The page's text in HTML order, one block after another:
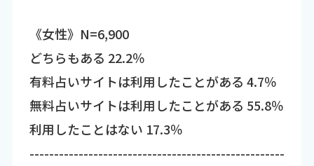
《女性》N=6,900
どちらもある 22.2％
有料占いサイトは利用したことがある 4.7％
無料占いサイトは利用したことがある 55.8％
利用したことはない 17.3％
----------------------------------------------------